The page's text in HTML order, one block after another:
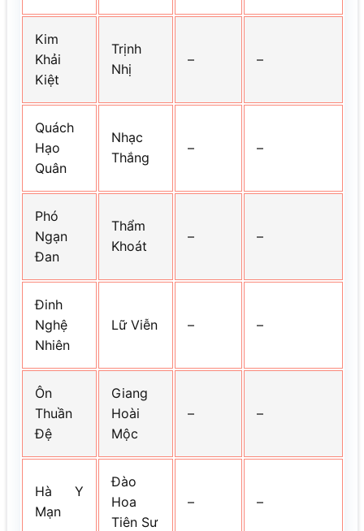
Kim
Khải
Kiệt
Trịnh
Nhị
– –
Quách
Hạo
Quân
Nhạc
Thắng
– –
Phó
Ngạn
Đan
Thẩm
Khoát
– –
Đinh
Nghệ
Nhiên
Lữ Viễn – –
Ôn
Thuần
Đệ
Giang
Hoài
Mộc
– –
Hà Y
Mạn
Đào
Hoa
Tiên Sư
– –